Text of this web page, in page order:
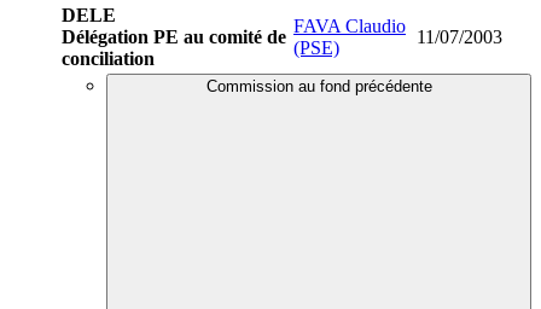
DELE
Délégation PE au comité de
conciliation
FAVA Claudio
(PSE)
11/07/2003
Commission au fond précédente